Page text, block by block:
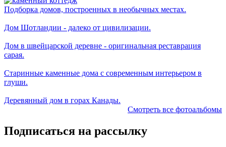
Подборка домов, построенных в необычных местах.
Дом Шотландии - далеко от цивилизации.
Дом в швейцарской деревне - оригинальная реставрация
сарая.
Старинные каменные дома с современным интерьером в
глуши.
Деревянный дом в горах Канады.
Смотреть все фотоальбомы
Подписаться на рассылку